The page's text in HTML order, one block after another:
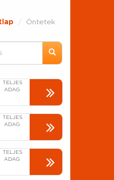
Öntetek
TELJES
ADAG
TELJES
ADAG
TELJES
ADAG